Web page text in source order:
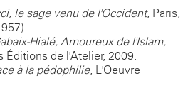
le sage venu de l'Occident, Paris,
Hialé, Amoureux de l'Islam,
Éditions de l'Atelier, 2009.
à la pédophilie, L'Oeuvre